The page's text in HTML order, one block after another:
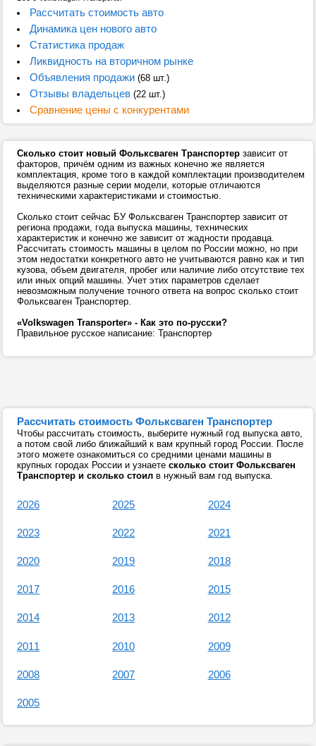
Рассчитать стоимость авто
Динамика цен нового авто
Статистика продаж
Ликвидность на вторичном рынке
Объявления продажи(68 шт.)
Отзывы владельцев(22 шт.)
Сравнение цены с конкурентами
Сколько стоит новый Фольксваген Транспортер зависит от
факторов, причём одним из важных конечно же является
комплектация, кроме того в каждой комплектации производителем
выделяются разные серии модели, которые отличаются
техническими характеристиками и стоимостью.
Сколько стоит сейчас БУ Фольксваген Транспортер зависит от
региона продажи, года выпуска машины, технических
характеристик и конечно же зависит от жадности продавца.
Рассчитать стоимость машины в целом по России можно, но при
этом недостатки конкретного авто не учитываются равно как и тип
кузова, объем двигателя, пробег или наличие либо отсутствие тех
или иных опций машины. Учет этих параметров сделает
невозможным получение точного ответа на вопрос сколько стоит
Фольксваген Транспортер.
«Volkswagen Transporter» - Как это по-русски?
Правильное русское написание: Транспортер
Рассчитать стоимость Фольксваген Транспортер
Чтобы рассчитать стоимость, выберите нужный год выпуска авто,
а потом свой либо ближайший к вам крупный город России. После
этого можете ознакомиться со средними ценами машины в
крупных городах России и узнаете сколько стоит Фольксваген
Транспортер и сколько стоил в нужный вам год выпуска.
2026 2025 2024
2023 2022 2021
2020 2019 2018
2017 2016 2015
2014 2013 2012
2011 2010 2009
2008 2007 2006
2005